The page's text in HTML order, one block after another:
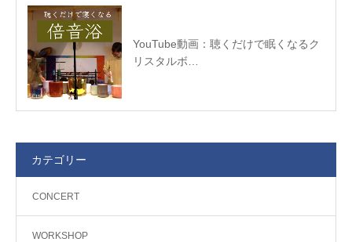
YouTube動画：聴くだけで眠くなるク
リスタルボ…
カテゴリー
CONCERT
WORKSHOP